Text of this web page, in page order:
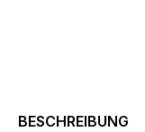
BESCHREIBUNG